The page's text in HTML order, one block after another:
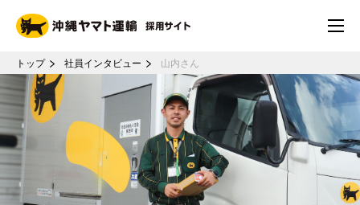
トップ 社員インタビュー 山内さん